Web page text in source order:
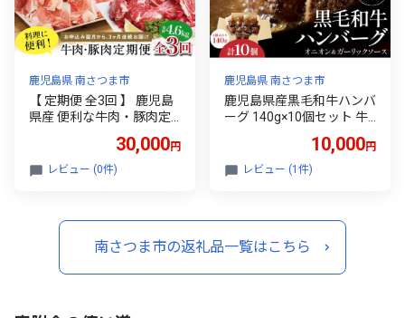
鹿児島県 南さつま市
【 定期便 全3回 】 鹿児島
県産 便利な牛肉・豚肉定
礼品を楽しめる 3種類 こま
切れ 切落し 切り落とし 鹿
イス お肉 冷凍 小分け 定期
便 定期配送 セット カミチ
30,000円
レビュー (0件)
鹿児島県 南さつま市
鹿児島県産黒毛和牛ハンバ
ーグ 140g×10個セット 牛
ンソース 国産牛 和牛 真空
包装 調理済み 湯煎 時短 簡
10,000円
レビュー (1件)
南さつま市の返礼品一覧はこちら